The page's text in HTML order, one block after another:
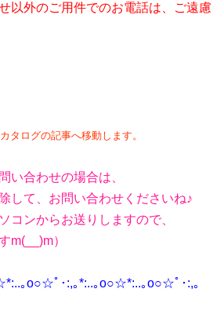
以外のご用件でのお電話は、ご遠慮
タログの記事へ移動します。
い合わせの場合は、
して、お問い合わせくださいね♪
コンからお送りしますので、
m(__)m）
｡o○☆ﾟ･:,｡*:..｡o○☆*:..｡o○☆ﾟ･:,｡